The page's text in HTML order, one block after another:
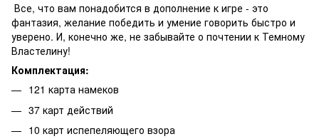
Все, что вам понадобится в дополнение к игре - это
фантазия, желание победить и умение говорить быстро и
уверено. И, конечно же, не забывайте о почтении к Темному
Властелину!
Комплектация:
121 карта намеков
37 карт действий
10 карт испепеляющего взора